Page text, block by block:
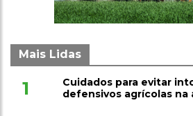
Mais Lidas
1
Cuidados para evitar
defensivos agrícolas na